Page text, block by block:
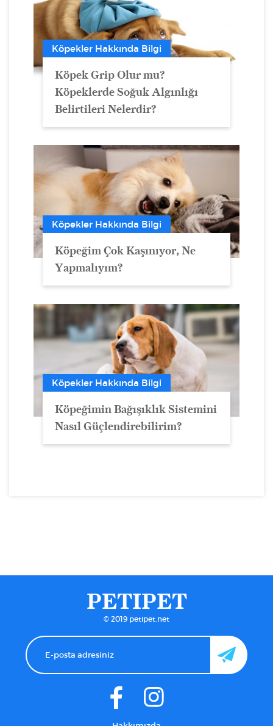
Köpekler Hakkında Bilgi
Köpek Grip Olur mu?
Köpeklerde Soğuk Algınlığı
Belirtileri Nelerdir?
Köpekler Hakkında Bilgi
Köpeğim Çok Kaşınıyor, Ne
Yapmalıyım?
Köpekler Hakkında Bilgi
Köpeğimin Bağışıklık Sistemini
Nasıl Güçlendirebilirim?
PETIPET
© 2019 petipet.net